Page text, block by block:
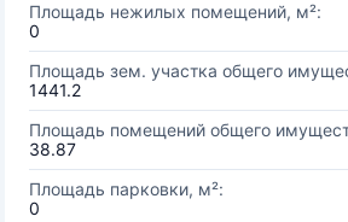
Площадь нежилых помещений, м²:
0
Площадь зем. участка общего
1441.2
Площадь помещений общего
38.87
Площадь парковки, м²:
0